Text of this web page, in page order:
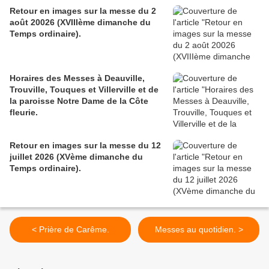
Retour en images sur la messe du 2
août 20026 (XVIIIème dimanche du
Temps ordinaire).
Horaires des Messes à Deauville,
Trouville, Touques et Villerville et de
la paroisse Notre Dame de la Côte
fleurie.
Retour en images sur la messe du 12
juillet 2026 (XVème dimanche du
Temps ordinaire).
< Prière de Carême. Messes au quotidien. >